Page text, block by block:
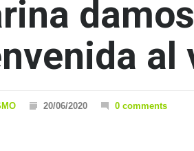
al
20/06/2020 0 comments